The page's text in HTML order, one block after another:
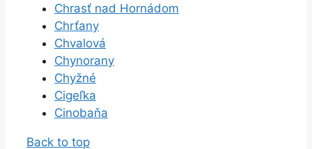
Chrasť nad Hornádom
Chrťany
Chvalová
Chynorany
Chyžné
Cigeľka
Cinobaňa
Back to top